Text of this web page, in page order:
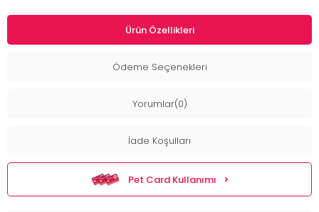
Ürün Özellikleri
Ödeme Seçenekleri
Yorumlar(0)
İade Koşulları
Pet Card Kullanımı